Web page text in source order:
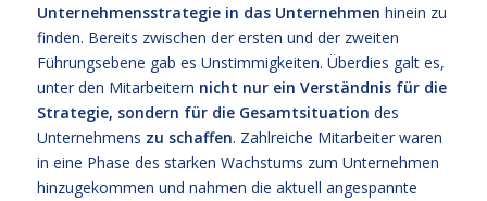
Unternehmensstrategie in das Unternehmen hinein zu
finden. Bereits zwischen der ersten und der zweiten
Führungsebene gab es Unstimmigkeiten. Überdies galt es,
unter den Mitarbeitern nicht nur ein Verständnis für die
Strategie, sondern für die Gesamtsituation des
Unternehmens zu schaffen. Zahlreiche Mitarbeiter waren
in eine Phase des starken Wachstums zum Unternehmen
hinzugekommen und nahmen die aktuell angespannte